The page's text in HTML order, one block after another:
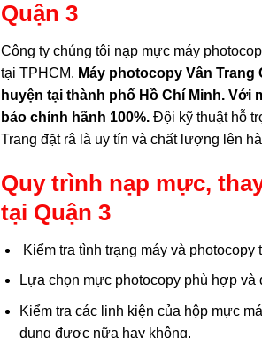
Quận 3
Công ty chúng tôi nạp mực máy
tại TPHCM. Máy photocopy Vân
huyện tại thành phố Hồ Chí Minh.
bảo chính hãnh 100%. Đội kỹ thuật hỗ
Trang đặt râ là uy tín và chất lượng lên
Quy trình nạp mực,
tại Quận 3
Kiểm tra tình trạng máy và
Lựa chọn mực photocopy phù hợp và
Kiểm tra các linh kiện của hộp mực
dụng được nữa hay không.